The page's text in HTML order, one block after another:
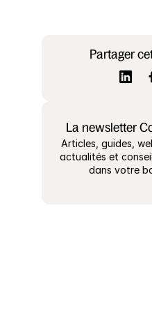
Partager
La newsletter
Articles, guides,
actualités et
dans votre